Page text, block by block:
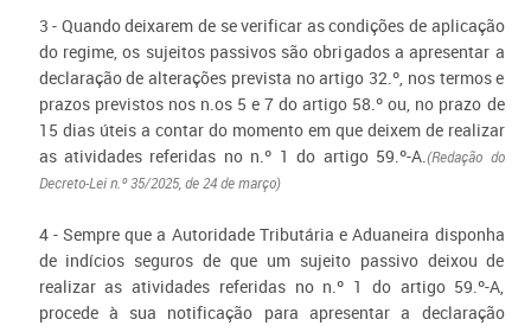
3 - Quando deixarem de se verificar as condições de aplicação
do regime, os sujeitos passivos são obrigados a apresentar a
declaração de alterações prevista no artigo 32.º, nos termos e
prazos previstos nos n.os 5 e 7 do artigo 58.º ou, no prazo de
15 dias úteis a contar do momento em que deixem de realizar
as atividades referidas no n.º 1 do artigo 59.º-A.(Redação do
Decreto-Lei n.º 35/2025, de 24 de março)
4 - Sempre que a Autoridade Tributária e Aduaneira disponha
de indícios seguros de que um sujeito passivo deixou de
realizar as atividades referidas no n.º 1 do artigo 59.º-A,
procede à sua notificação para apresentar a declaração